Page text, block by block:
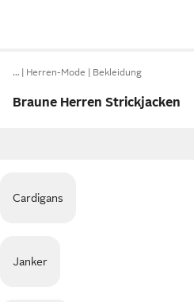
… Herren-Mode Bekleidung
Braune Herren Strickjacken
Cardigans
Janker